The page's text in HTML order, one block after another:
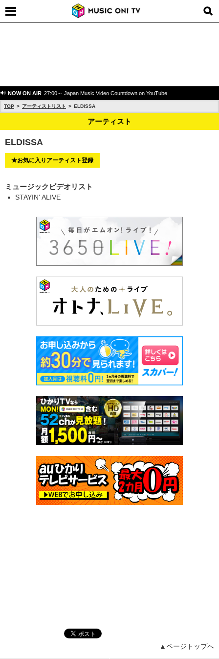
NOW ON AIR 27:00～ Japan Music Video Countdown on YouTube
TOP アーティストリスト ELDISSA
アーティスト
ELDISSA
★お気に入りアーティスト登録
ミュージックビデオリスト
STAYIN' ALIVE
▲ページトップへ